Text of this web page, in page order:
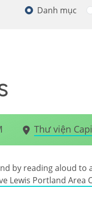
Danh mục
Thư viện
by reading aloud to
Lewis Portland Area